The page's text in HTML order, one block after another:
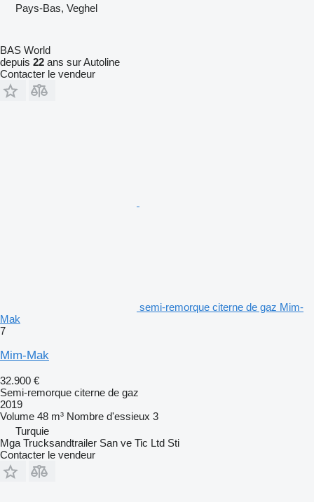
Pays-Bas, Veghel
BAS World
depuis 22 ans sur Autoline
Contacter le vendeur
semi-remorque citerne de gaz Mim-
Mak
7
Mim-Mak
32.900 €
Semi-remorque citerne de gaz
2019
Volume 48 m³ Nombre d'essieux 3
Turquie
Mga Trucksandtrailer San ve Tic Ltd Sti
Contacter le vendeur